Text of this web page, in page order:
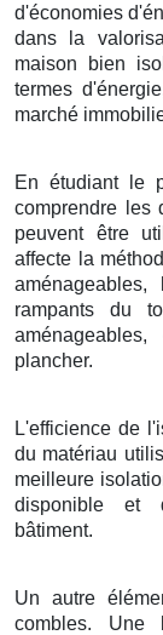
d'économies
dans la
maison bien
termes
marché
En étudiant le
comprendre les
peuvent être
affecte la
rampants du
plancher.
L'efficience de
du matériau
meilleure
disponible et
bâtiment.
Un autre
combles. Une